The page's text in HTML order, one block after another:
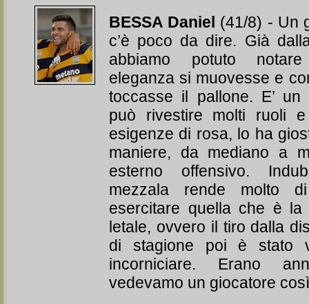
BESSA Daniel (41/8) - Un
c’è poco da dire. Già
abbiamo potuto
eleganza si muovesse e
toccasse il pallone. E’ un
può rivestire molti ruoli
esigenze di rosa, lo ha
maniere, da mediano a
esterno offensivo.
mezzala rende molto
esercitare quella che è
letale, ovvero il tiro dalla
di stagione poi è stato
incorniciare. Erano
vedevamo un giocatore